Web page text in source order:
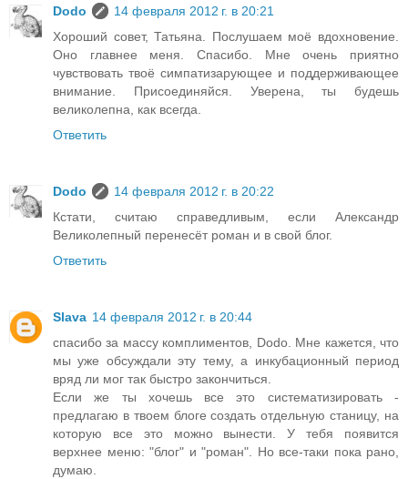
Dodo
14 февраля 2012 г. в 20:21
Хороший совет, Татьяна. Послушаем моё вдохновение.
Оно главнее меня. Спасибо. Мне очень приятно
чувствовать твоё симпатизарующее и поддерживающее
внимание. Присоединяйся. Уверена, ты будешь
великолепна, как всегда.
Ответить
Dodo
14 февраля 2012 г. в 20:22
Кстати, считаю справедливым, если Александр
Великолепный перенесёт роман и в свой блог.
Ответить
Slava 14 февраля 2012 г. в 20:44
спасибо за массу комплиментов, Dodo. Мне кажется, что
мы уже обсуждали эту тему, а инкубационный период
вряд ли мог так быстро закончиться.
Если же ты хочешь все это систематизировать -
предлагаю в твоем блоге создать отдельную станицу, на
которую все это можно вынести. У тебя появится
верхнее меню: "блог" и "роман". Но все-таки пока рано,
думаю.